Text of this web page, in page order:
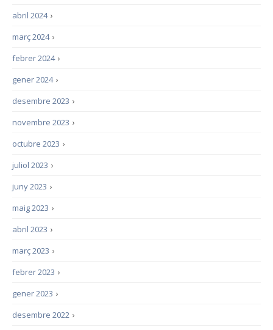
›
abril 2024
›
març 2024
›
febrer 2024
›
gener 2024
›
desembre 2023
›
novembre 2023
›
octubre 2023
›
juliol 2023
›
juny 2023
›
maig 2023
›
abril 2023
›
març 2023
›
febrer 2023
›
gener 2023
›
desembre 2022